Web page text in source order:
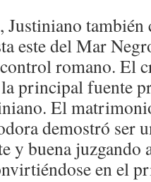
Justiniano
este del Mar
romano. El
la principal fuente
El
demostró ser
y buena juzgando
en el